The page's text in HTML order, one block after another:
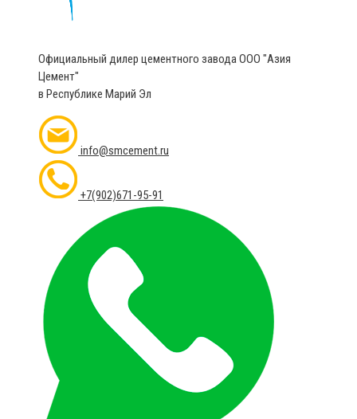
Официальный дилер цементного завода ООО "Азия
Цемент"
в Республике Марий Эл
info@smcement.ru
+7(902)671-95-91